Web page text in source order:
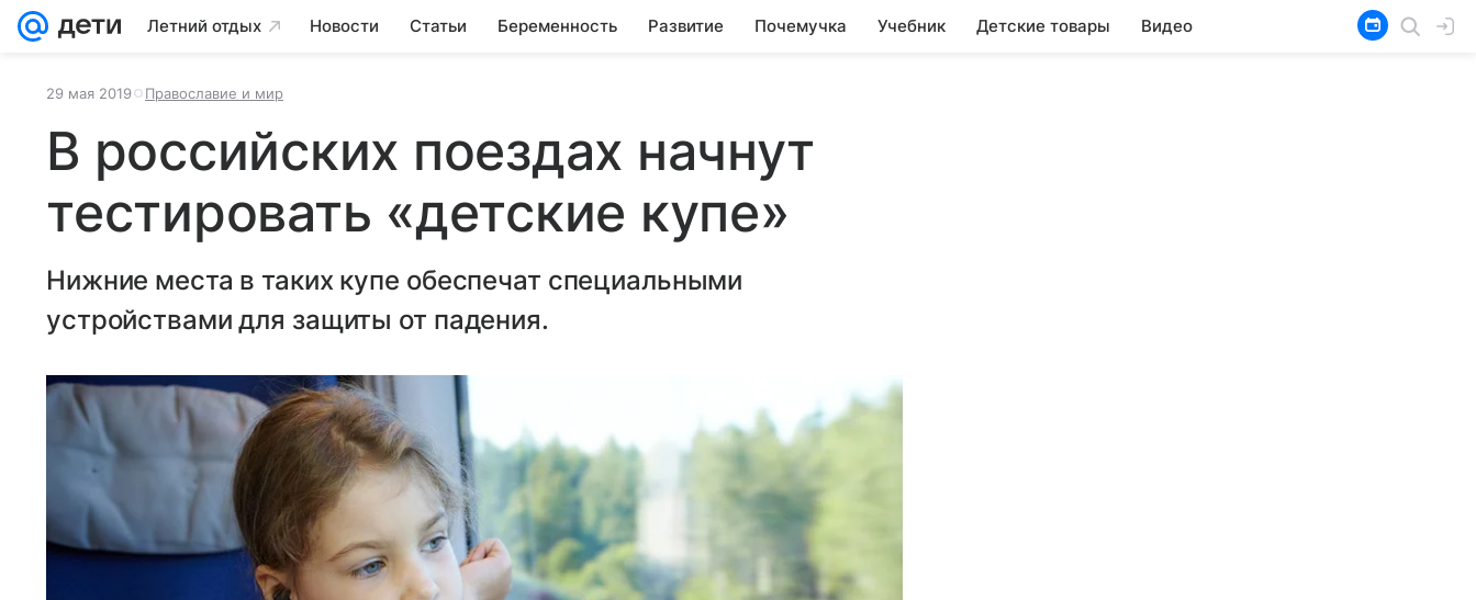
Летний отдых Новости Статьи Беременность Развитие Почемучка Учебник Детские товары Видео
29 мая 2019 Православие и мир
В российских поездах начнут
тестировать «детские купе»
Нижние места в таких купе обеспечат специальными
устройствами для защиты от падения.